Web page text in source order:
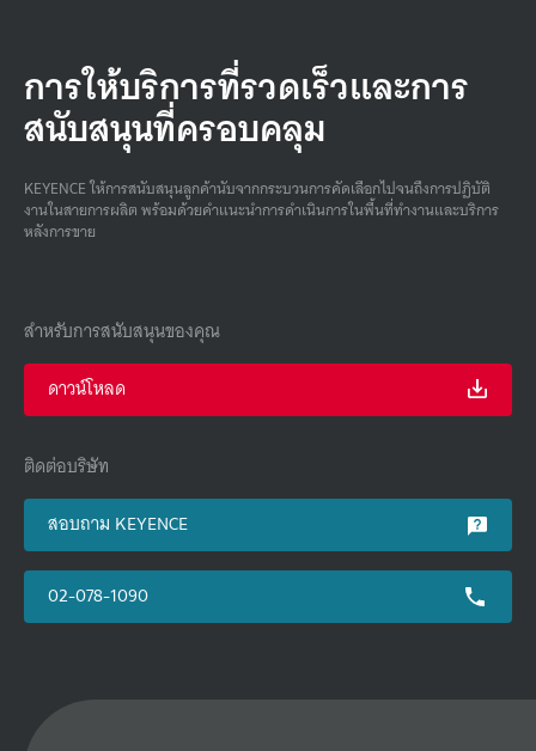
การให้บริการที่รวดเร็วและการ
สนับสนุนที่ครอบคลุม
KEYENCE ให้การสนับสนุนลูกค้านับจากกระบวนการคัดเลือกไปจนถึงการปฏิบัติ
งานในสายการผลิต พร้อมด้วยคําแนะนําการดําเนินการในพื้นที่ทํางานและบริการ
หลังการขาย
สำหรับการสนับสนุนของคุณ
ดาวน์โหลด
ติดต่อบริษัท
สอบถาม KEYENCE
02-078-1090